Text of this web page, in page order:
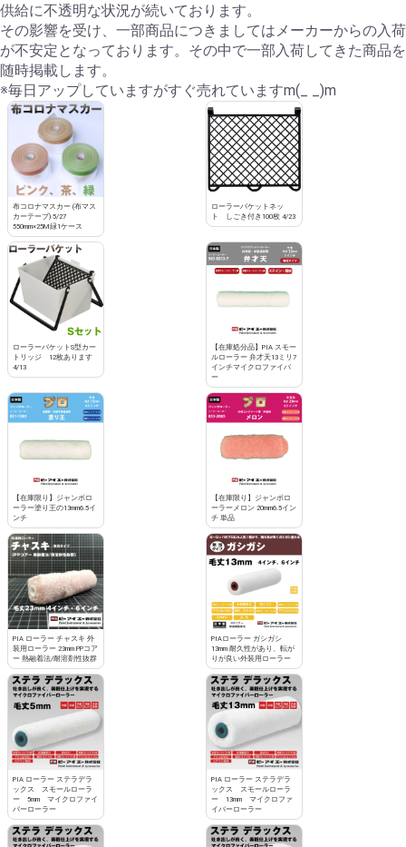
供給に不透明な状況が続いております。
その影響を受け、一部商品につきましてはメーカーからの入荷
が不安定となっております。その中で一部入荷してきた商品を
随時掲載します。
※毎日アップしていますがすぐ売れていますm(_ _)m
布コロナマスカー (布マス
カーテープ) 5/27
550mm×25M緑1ケース
ローラーバケットネッ
ト しごき付き100枚 4/23
ローラーバケットS型カー
トリッジ 12枚あります
4/13
【在庫処分品】PIA スモー
ルローラー 弁才天13ミリ7
インチマイクロファイバ
ー
【在庫限り】ジャンボロ
ーラー塗り王の13mm6.5イ
ンチ
【在庫限り】ジャンボロ
ーラーメロン 20mm6.5イン
チ 単品
PIA ローラー チャスキ 外
装用ローラー 23mm PPコア
ー 熱融着法/耐溶剤性抜群
PIAローラー ガシガシ
13mm 耐久性があり、転が
りが良い外装用ローラー
PIA ローラー ステラデラ
ックス スモールローラ
ー 5mm マイクロファイ
バーローラー
PIA ローラー ステラデラ
ックス スモールローラ
ー 13mm マイクロファ
イバーローラー